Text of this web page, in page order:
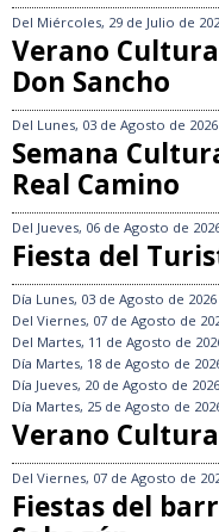
Del Miércoles, 29 de Julio de
Verano
Don Sancho
Del Lunes, 03 de Agosto de 2026
Semana
Real Camino
Del Jueves, 06 de Agosto de
Fiesta del
Día Lunes, 03 de Agosto de 2026
Del Viernes, 07 de Agosto de
Del Martes, 11 de Agosto de
Día Martes, 18 de Agosto de
Día Jueves, 20 de Agosto de 2026
Día Martes, 25 de Agosto de
Verano
Del Viernes, 07 de Agosto de
Fiestas del